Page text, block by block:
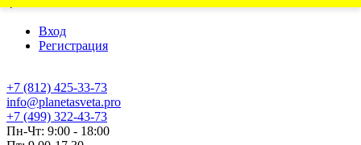
Вход
Регистрация
+7 (812) 425-33-73
info@planetasveta.pro
+7 (499) 322-43-73
Пн-Чт: 9:00 - 18:00